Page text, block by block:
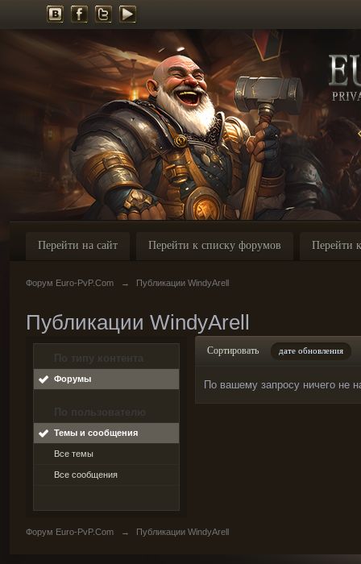
Перейти на сайт Перейти к списку форумов Перейти
Форум Euro-PvP.Com → Публикации WindyArell
Публикации WindyArell
По типу контента
Форумы
По пользователю
Темы и сообщения
Все темы
Все сообщения
Сортировать дате обновления
По вашему запросу ничего не
Форум Euro-PvP.Com → Публикации WindyArell